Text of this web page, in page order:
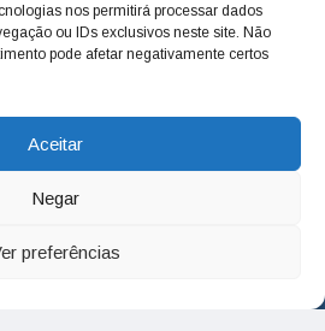
nos permitirá processar dados
ou IDs exclusivos neste site. Não
pode afetar negativamente certos
Aceitar
Negar
preferências
do cidadão, sempre
públicos em busca de melhorias
resoluções para casos
(19) 3929-6225